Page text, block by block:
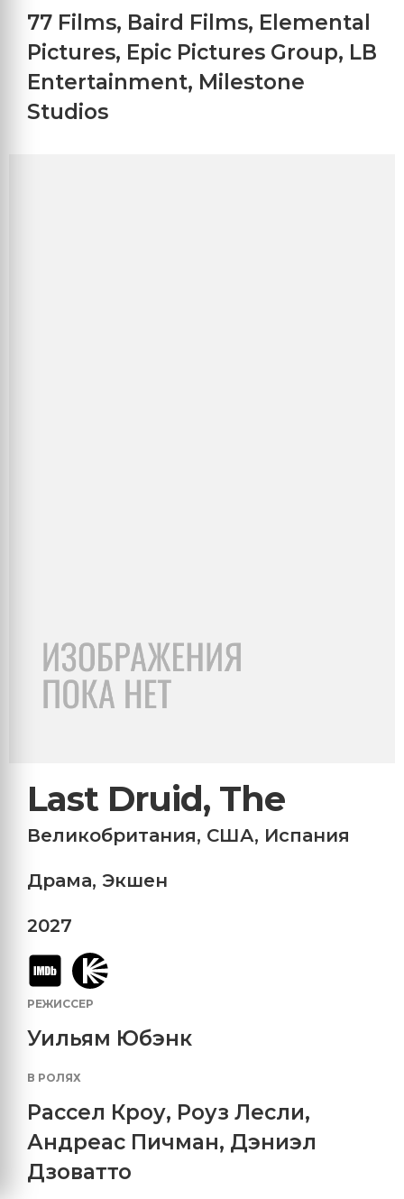
77 Films, Baird Films, Elemental
Pictures, Epic Pictures Group, LB
Entertainment, Milestone
Studios
Last Druid, The
Великобритания, США, Испания
Драма, Экшен
2027
РЕЖИССЕР
Уильям Юбэнк
В РОЛЯХ
Рассел Кроу, Роуз Лесли,
Андреас Пичман, Дэниэл
Дзоватто